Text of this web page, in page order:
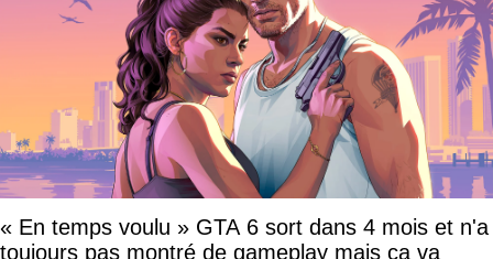
« En temps voulu » GTA 6 sort dans 4 mois et n'a
toujours pas montré de gameplay mais ça va